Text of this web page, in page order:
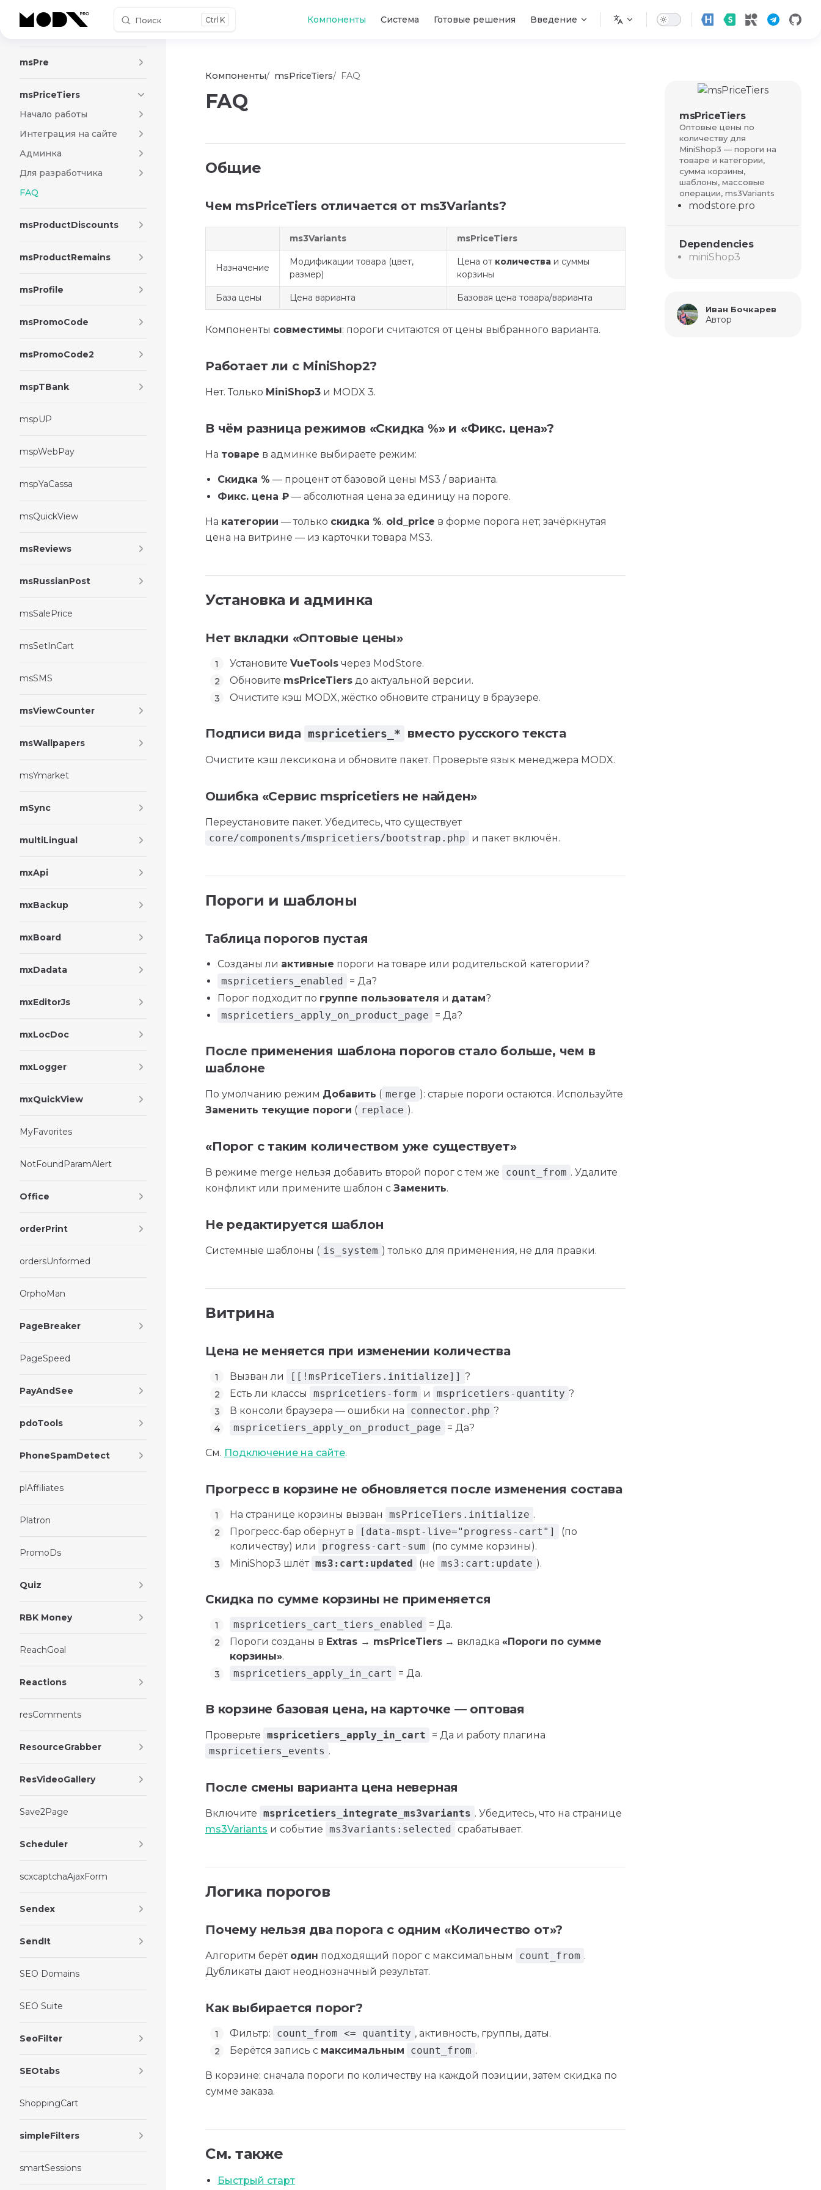
Skip to content Поиск K Компоненты Система Готовые решения Введение
mspPayU
msPre
msPriceTiers
Начало работы
Интеграция на сайте
Админка
Для разработчика
FAQ
msProductDiscounts
msProductRemains
msProfile
msPromoCode
msPromoCode2
mspTBank
mspUP
mspWebPay
mspYaCassa
msQuickView
msReviews
msRussianPost
msSalePrice
msSetInCart
msSMS
msViewCounter
msWallpapers
msYmarket
mSync
multiLingual
mxApi
mxBackup
mxBoard
mxDadata
mxEditorJs
mxLocDoc
mxLogger
mxQuickView
MyFavorites
NotFoundParamAlert
Office
orderPrint
ordersUnformed
OrphoMan
PageBreaker
PageSpeed
PayAndSee
pdoTools
PhoneSpamDetect
plAffiliates
Platron
PromoDs
Quiz
RBK Money
ReachGoal
Reactions
resComments
ResourceGrabber
ResVideoGallery
Save2Page
Scheduler
scxcaptchaAjaxForm
Sendex
SendIt
SEO Domains
SEO Suite
SeoFilter
SEOtabs
ShoppingCart
simpleFilters
smartSessions
msPriceTiers
Оптовые цены по
количеству для
MiniShop3 — пороги на
товаре и категории,
сумма корзины,
шаблоны, массовые
операции, ms3Variants
modstore.pro
Dependencies
miniShop3
Иван Бочкарев
Автор
Компоненты msPriceTiers FAQ
FAQ
Общие
Чем msPriceTiers отличается от ms3Variants?
ms3Variants msPriceTiers
Назначение
Модификации товара (цвет,
размер)
Цена от количества и суммы
корзины
База цены Цена варианта Базовая цена товара/варианта
Компоненты совместимы: пороги считаются от цены выбранного варианта.
Работает ли с MiniShop2?
Нет. Только MiniShop3 и MODX 3.
В чём разница режимов «Скидка %» и «Фикс. цена»?
На товаре в админке выбираете режим:
Скидка % — процент от базовой цены MS3 / варианта.
Фикс. цена ₽ — абсолютная цена за единицу на пороге.
На категории — только скидка %. old_price в форме порога нет; зачёркнутая
цена на витрине — из карточки товара MS3.
Установка и админка
Нет вкладки «Оптовые цены»
Установите VueTools через ModStore.
Обновите msPriceTiers до актуальной версии.
Очистите кэш MODX, жёстко обновите страницу в браузере.
Подписи вида mspricetiers_* вместо русского текста
Очистите кэш лексикона и обновите пакет. Проверьте язык менеджера MODX.
Ошибка «Сервис mspricetiers не найден»
Переустановите пакет. Убедитесь, что существует
core/components/mspricetiers/bootstrap.php
и пакет включён.
Пороги и шаблоны
Таблица порогов пустая
Созданы ли активные пороги на товаре или родительской категории?
mspricetiers_enabled
= Да?
Порог подходит по группе пользователя и датам?
mspricetiers_apply_on_product_page
= Да?
После применения шаблона порогов стало больше, чем в
шаблоне
По умолчанию режим Добавить ( merge ): старые пороги остаются. Используйте
Заменить текущие пороги ( replace ).
«Порог с таким количеством уже существует»
В режиме merge нельзя добавить второй порог с тем же count_from . Удалите
конфликт или примените шаблон с Заменить.
Не редактируется шаблон
Системные шаблоны ( is_system ) только для применения, не для правки.
Витрина
Цена не меняется при изменении количества
Вызван ли [[!msPriceTiers.initialize]] ?
Есть ли классы
mspricetiers-form и mspricetiers-quantity ?
В консоли браузера — ошибки на
connector.php ?
mspricetiers_apply_on_product_page
= Да?
См. Подключение на сайте.
Прогресс в корзине не обновляется после изменения состава
На странице корзины вызван msPriceTiers.initialize .
Прогресс-бар обёрнут в
[data-mspt-live="progress-cart"]
(по
количеству) или
progress-cart-sum
(по сумме корзины).
MiniShop3 шлёт ms3:cart:updated (не ms3:cart:update ).
Скидка по сумме корзины не применяется
mspricetiers_cart_tiers_enabled
= Да.
Пороги созданы в Extras → msPriceTiers → вкладка «Пороги по сумме
корзины».
mspricetiers_apply_in_cart
= Да.
В корзине базовая цена, на карточке — оптовая
Проверьте mspricetiers_apply_in_cart
= Да и работу плагина
mspricetiers_events .
После смены варианта цена неверная
Включите mspricetiers_integrate_ms3variants . Убедитесь, что на странице
ms3Variants и событие ms3variants:selected срабатывает.
Логика порогов
Почему нельзя два порога с одним «Количество от»?
Алгоритм берёт один подходящий порог с максимальным count_from .
Дубликаты дают неоднозначный результат.
Как выбирается порог?
Фильтр: count_from <= quantity , активность, группы, даты.
Берётся запись с максимальным count_from .
В корзине: сначала пороги по количеству на каждой позиции, затем скидка по
сумме заказа.
См. также
Быстрый старт